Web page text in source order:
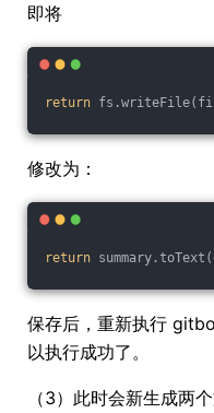
即将
return
修改为：
return
保存后，重新执行
以执行成功了。
（3）此时会新生成两